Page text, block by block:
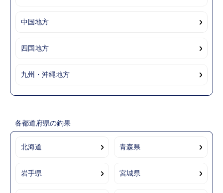
中国地方
四国地方
九州・沖縄地方
各都道府県の釣果
北海道 青森県
岩手県 宮城県